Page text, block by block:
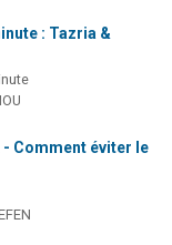
: Tazria &
Comment éviter le